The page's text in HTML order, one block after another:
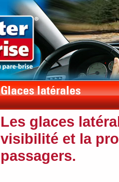
Les glaces
visibilité et la
passagers.